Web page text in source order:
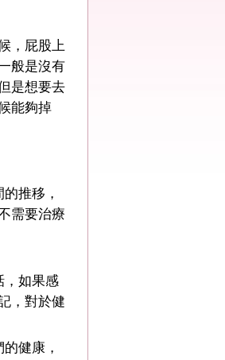
，屁股上
般是沒有
是想要去
能夠掉
推移，
需要治療
，如果感
，對於健
健康，